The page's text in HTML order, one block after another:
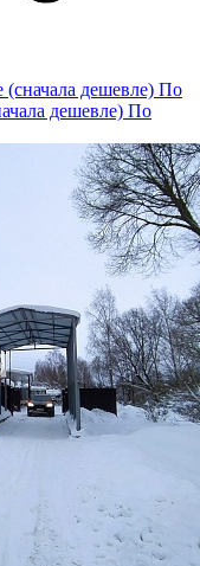
дешевле) По
дешевле) По